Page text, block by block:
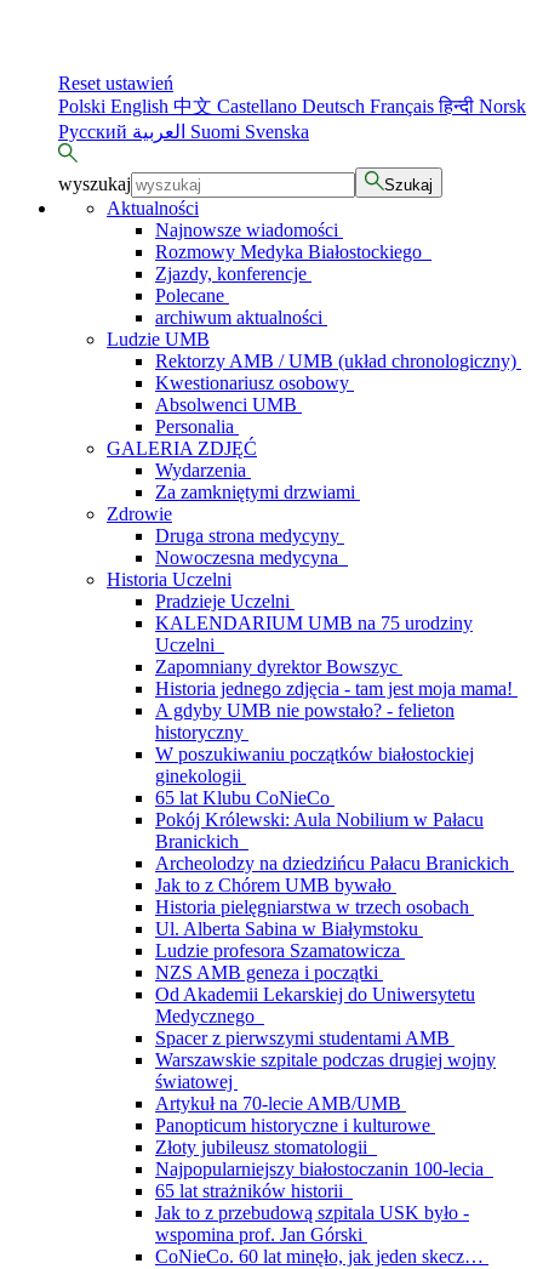
Reset ustawień
Polski English 中文 Castellano Deutsch Françaisहिन्दी Norsk
Русский
Suomi Svenska
wyszukaj Szukaj
Aktualności
Najnowsze wiadomości
Rozmowy Medyka Białostockiego
Zjazdy, konferencje
Polecane
archiwum aktualności
Ludzie UMB
Rektorzy AMB / UMB (układ chronologiczny)
Kwestionariusz osobowy
Absolwenci UMB
Personalia
GALERIA ZDJĘĆ
Wydarzenia
Za zamkniętymi drzwiami
Zdrowie
Druga strona medycyny
Nowoczesna medycyna
Historia Uczelni
Pradzieje Uczelni
KALENDARIUM UMB na 75 urodziny
Uczelni
Zapomniany dyrektor Bowszyc
Historia jednego zdjęcia - tam jest moja mama!
A gdyby UMB nie powstało? - felieton
historyczny
W poszukiwaniu początków białostockiej
ginekologii
65 lat Klubu CoNieCo
Pokój Królewski: Aula Nobilium w Pałacu
Branickich
Archeolodzy na dziedzińcu Pałacu Branickich
Jak to z Chórem UMB bywało
Historia pielęgniarstwa w trzech osobach
Ul. Alberta Sabina w Białymstoku
Ludzie profesora Szamatowicza
NZS AMB geneza i początki
Od Akademii Lekarskiej do Uniwersytetu
Medycznego
Spacer z pierwszymi studentami AMB
Warszawskie szpitale podczas drugiej wojny
światowej
Artykuł na 70-lecie AMB/UMB
Panopticum historyczne i kulturowe
Złoty jubileusz stomatologii
Najpopularniejszy białostoczanin 100-lecia
65 lat strażników historii
Jak to z przebudową szpitala USK było -
wspomina prof. Jan Górski
CoNieCo. 60 lat minęło, jak jeden skecz…